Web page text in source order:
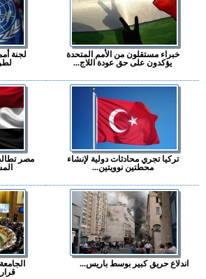
خبراء مستقلون من الأمم المتحدة
يؤكدون على حق عودة اللاج...
لجنة
تركيا تجري محادثات دولية لإنشاء
محطتين نوويتين...
مصر
اندلاع حريق كبير بوسط باريس...